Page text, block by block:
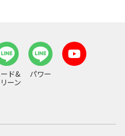
ド&
ーン
パワー